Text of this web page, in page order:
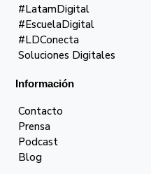
#LatamDigital
#EscuelaDigital
#LDConecta
Soluciones Digitales
Información
Contacto
Prensa
Podcast
Blog